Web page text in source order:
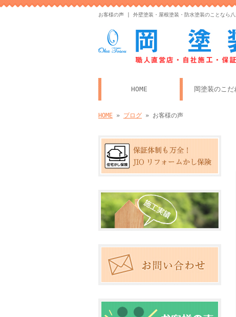
お客様の声 | 外壁塗装・屋根塗装・防水塗装のことなら
HOME 岡塗装のこだ
HOME » ブログ » お客様の声